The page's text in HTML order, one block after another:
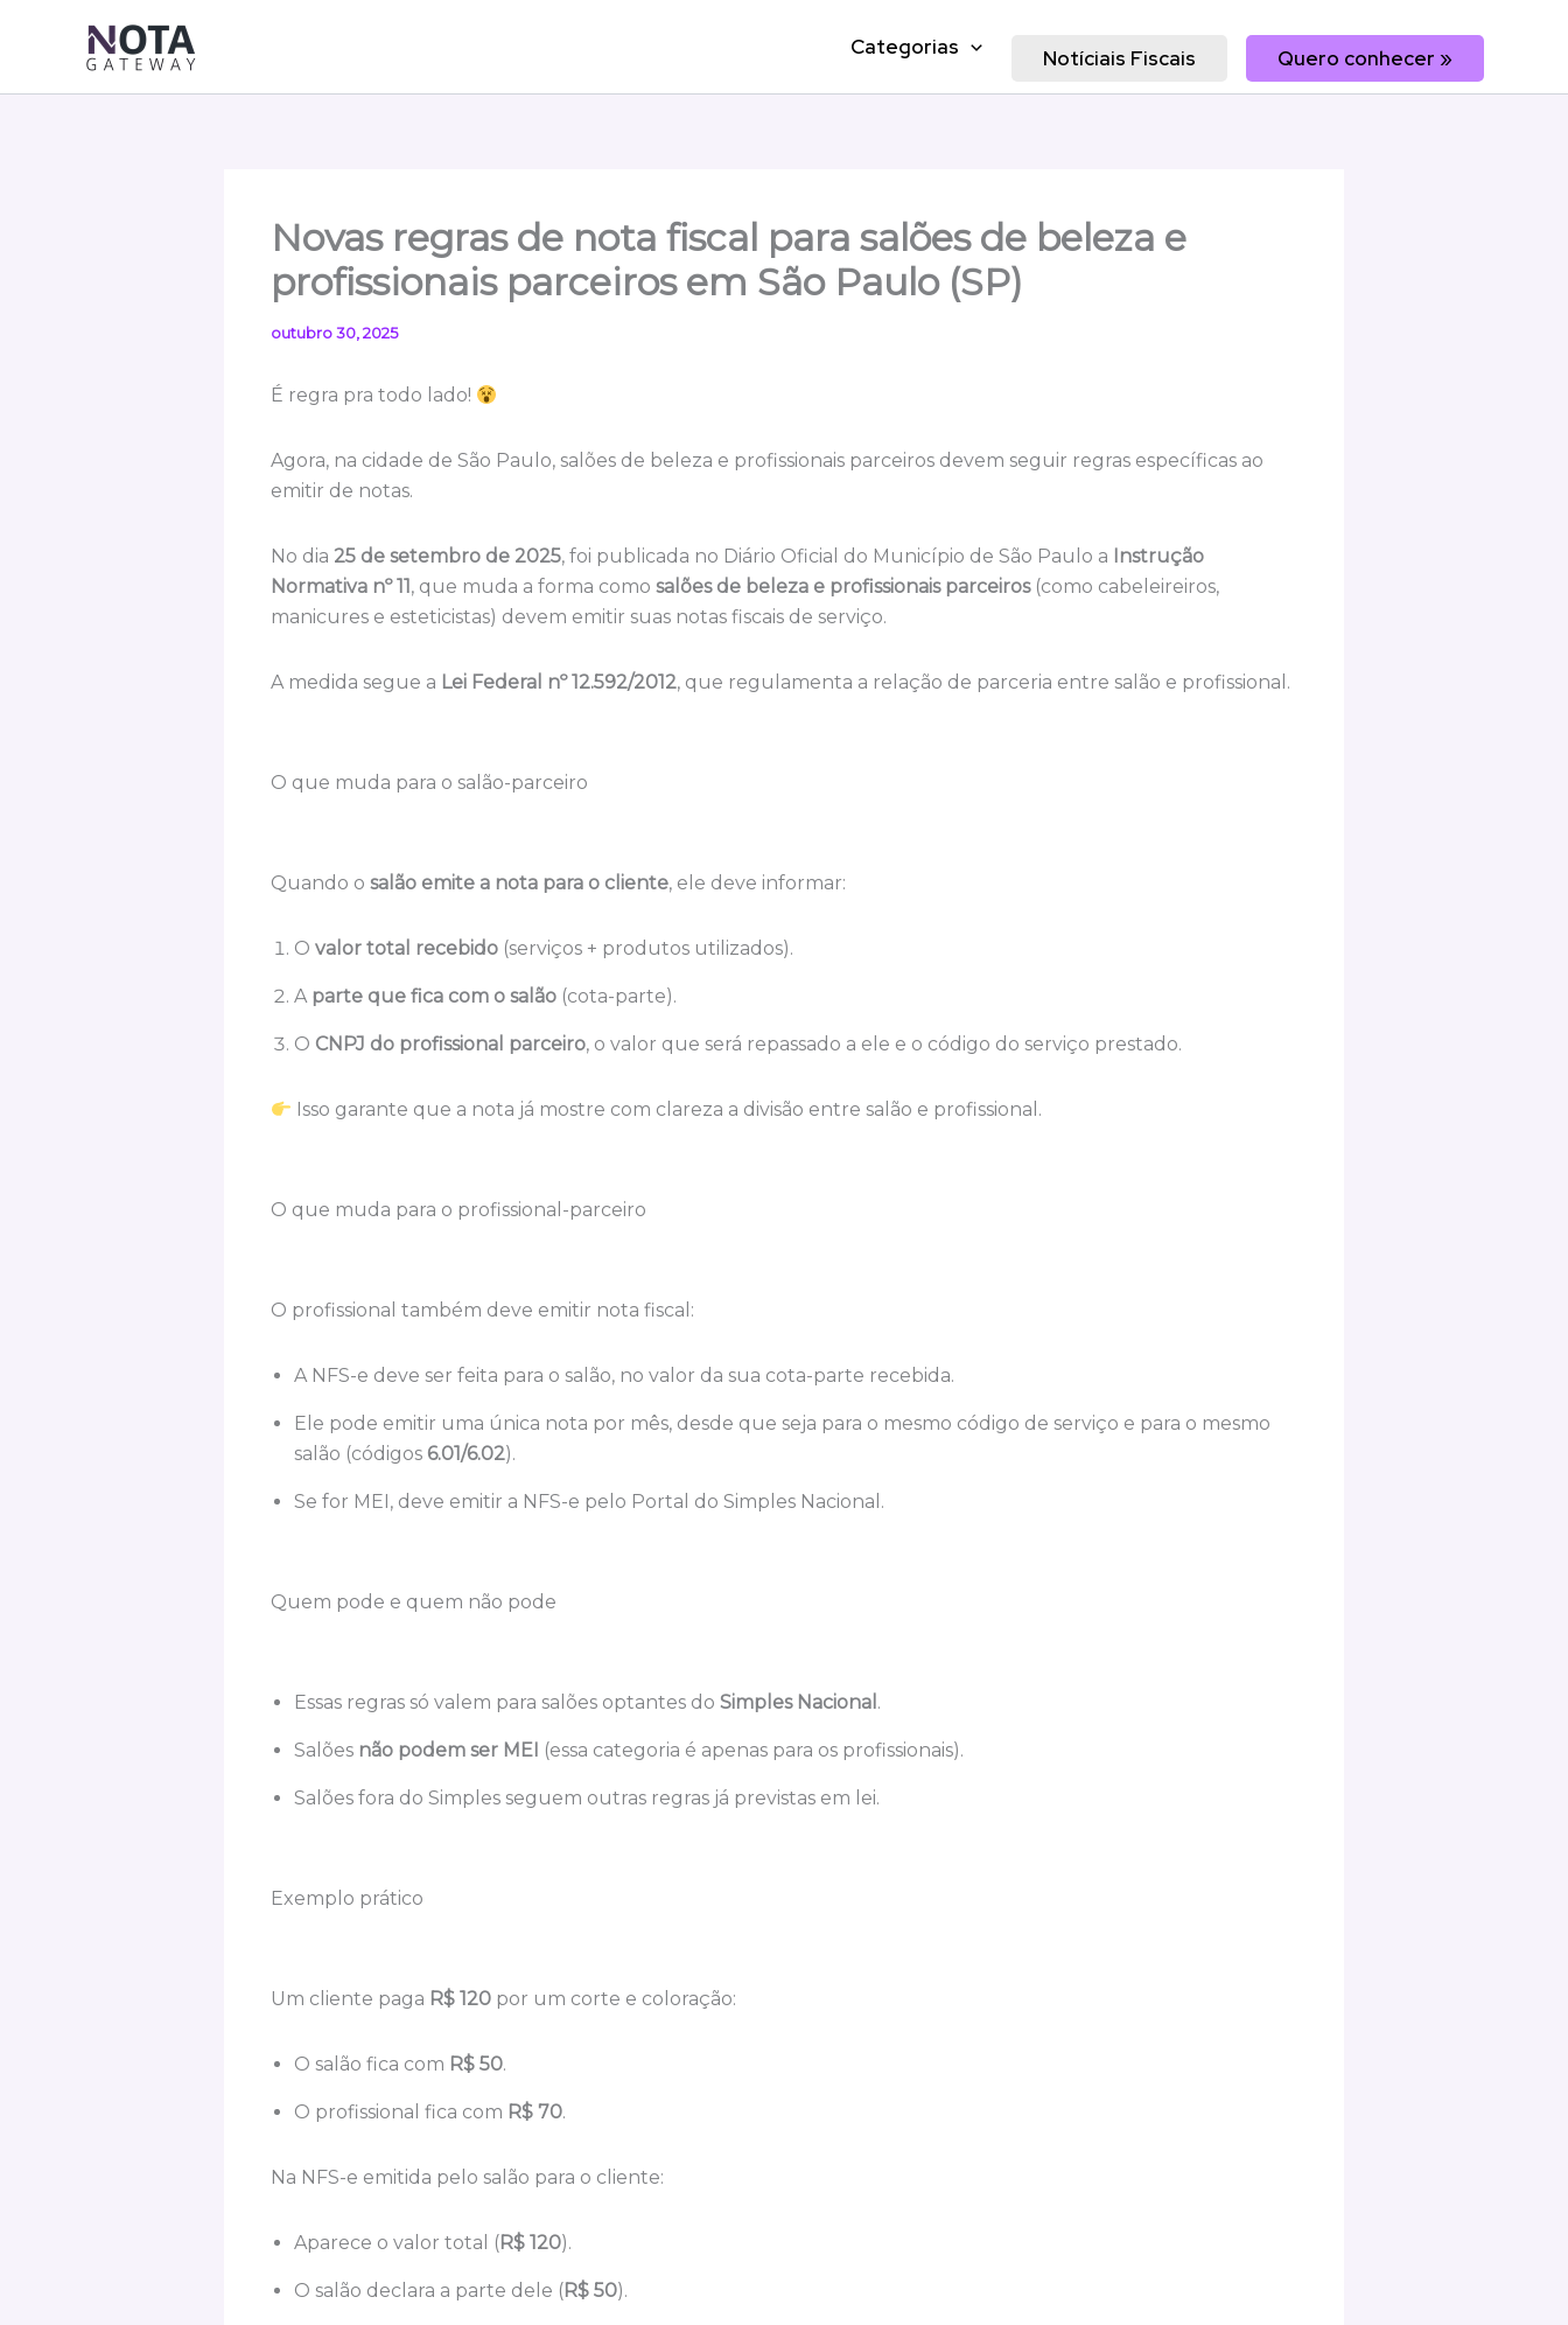
Categorias Notíciais Fiscais Quero conhecer »
Novas regras de nota fiscal para salões de beleza e
profissionais parceiros em São Paulo (SP)
outubro 30, 2025
É regra pra todo lado!
Agora, na cidade de São Paulo, salões de beleza e profissionais parceiros devem seguir regras específicas ao
emitir de notas.
No dia 25 de setembro de 2025, foi publicada no Diário Oficial do Município de São Paulo a Instrução
Normativa nº 11, que muda a forma como salões de beleza e profissionais parceiros(como cabeleireiros,
manicures e esteticistas) devem emitir suas notas fiscais de serviço.
A medida segue a Lei Federal nº 12.592/2012, que regulamenta a relação de parceria entre salão e profissional.
O que muda para o salão-parceiro
Quando o salão emite a nota para o cliente, ele deve informar:
O valor total recebido (serviços + produtos utilizados).
A parte que fica com o salão (cota-parte).
O CNPJ do profissional parceiro, o valor que será repassado a ele e o código do serviço prestado.
Isso garante que a nota já mostre com clareza a divisão entre salão e profissional.
O que muda para o profissional-parceiro
O profissional também deve emitir nota fiscal:
A NFS-e deve ser feita para o salão, no valor da sua cota-parte recebida.
Ele pode emitir uma única nota por mês, desde que seja para o mesmo código de serviço e para o mesmo
salão (códigos 6.01/6.02).
Se for MEI, deve emitir a NFS-e pelo Portal do Simples Nacional.
Quem pode e quem não pode
Essas regras só valem para salões optantes do Simples Nacional .
Salões não podem ser MEI (essa categoria é apenas para os profissionais).
Salões fora do Simples seguem outras regras já previstas em lei.
Exemplo prático
Um cliente paga R$ 120 por um corte e coloração:
O salão fica com R$ 50.
O profissional fica com R$ 70.
Na NFS-e emitida pelo salão para o cliente:
Aparece o valor total (R$ 120).
O salão declara a parte dele (R$ 50).